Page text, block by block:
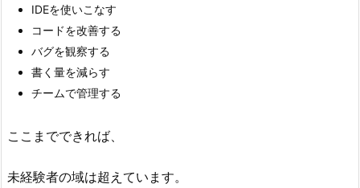
IDEを使いこなす
コードを改善する
バグを観察する
書く量を減らす
チームで管理する
ここまでできれば、
未経験者の域は超えています。